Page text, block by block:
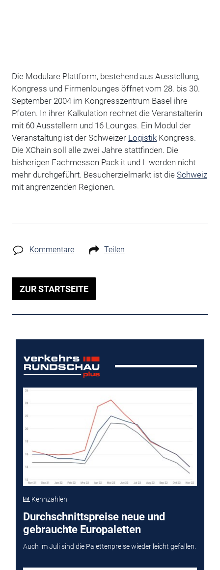
Die Modulare Plattform, bestehend aus Ausstellung,
Kongress und Firmenlounges öffnet vom 28. bis 30.
September 2004 im Kongresszentrum Basel ihre
Pfoten. In ihrer Kalkulation rechnet die Veranstalterin
mit 60 Ausstellern und 16 Lounges. Ein Modul der
Veranstaltung ist der Schweizer LogistikKongress.
Die XChain soll alle zwei Jahre stattfinden. Die
bisherigen Fachmessen Pack it und L werden nicht
mehr durchgeführt. Besucherzielmarkt ist die Schweiz
mit angrenzenden Regionen.
Kommentare Teilen
ZUR STARTSEITE
Kennzahlen
Durchschnittspreise neue und
gebrauchte Europaletten
Auch im Juli sind die Palettenpreise wieder leicht gefallen.